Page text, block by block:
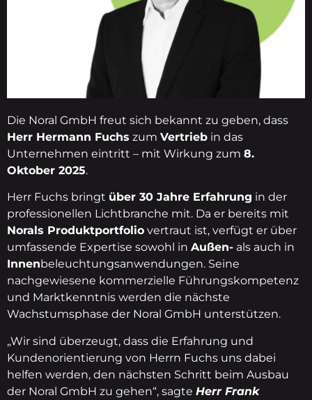
Die Noral GmbH freut sich bekannt zu geben, dass
Herr Hermann Fuchs zum Vertrieb in das
Unternehmen eintritt – mit Wirkung zum 8.
Oktober 2025.
Herr Fuchs bringt über 30 Jahre Erfahrung in der
professionellen Lichtbranche mit. Da er bereits mit
Norals Produktportfolio vertraut ist, verfügt er über
umfassende Expertise sowohl in Außen- als auch in
Innenbeleuchtungsanwendungen. Seine
nachgewiesene kommerzielle Führungskompetenz
und Marktkenntnis werden die nächste
Wachstumsphase der Noral GmbH unterstützen.
„Wir sind überzeugt, dass die Erfahrung und
Kundenorientierung von Herrn Fuchs uns dabei
helfen werden, den nächsten Schritt beim Ausbau
der Noral GmbH zu gehen“, sagte Herr Frank